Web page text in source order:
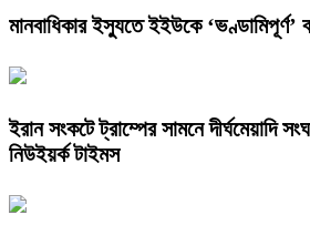
মানবাধিকার ইস্যুতে ইইউকে ‘ভণ্ডামিপূর্ণ’
ইরান সংকটে ট্রাম্পের সামনে দীর্ঘমেয়াদি
নিউইয়র্ক টাইমস